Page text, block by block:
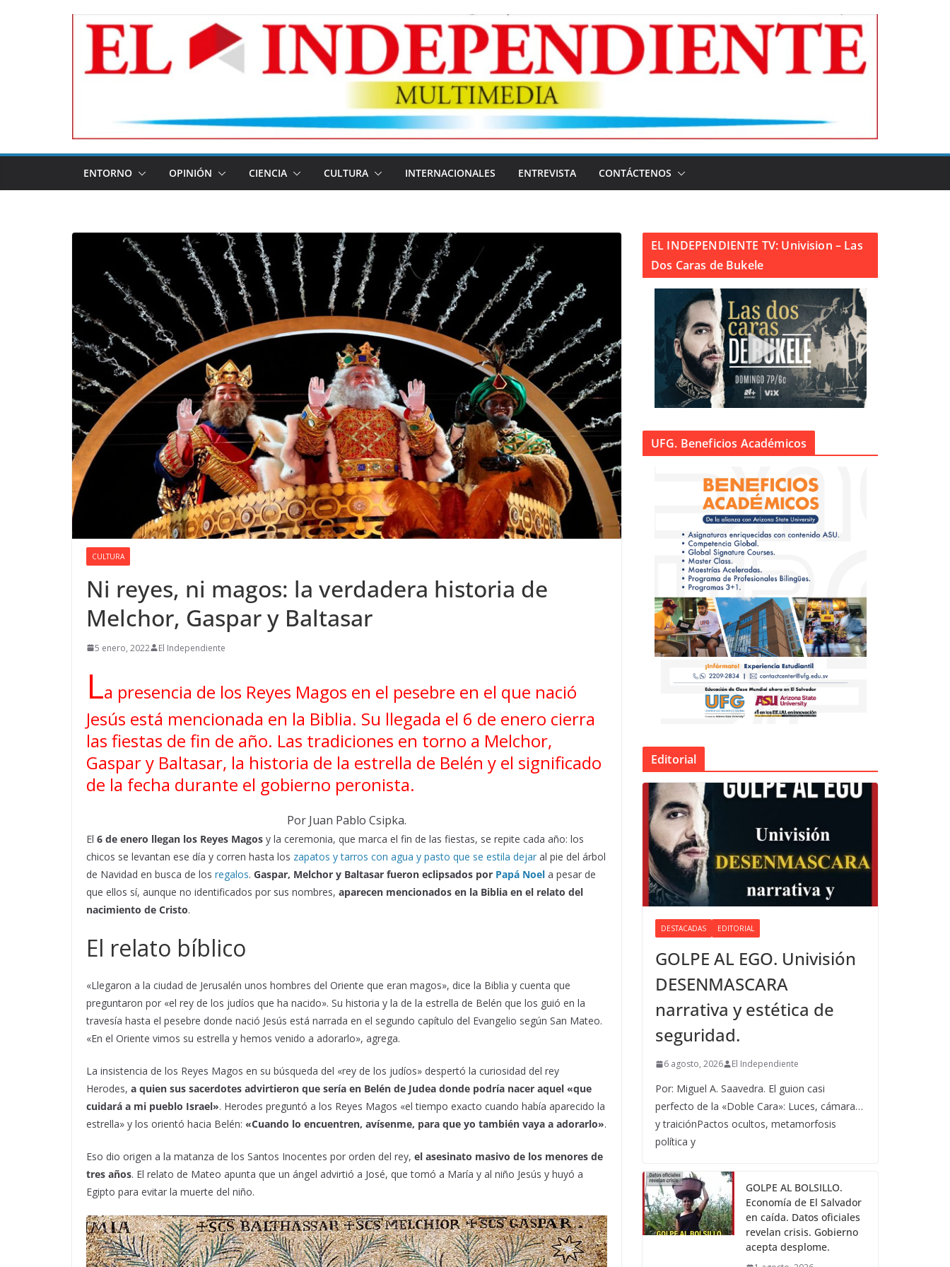
ENTORNO OPINIÓN CIENCIA CULTURA INTERNACIONALES ENTREVISTA CONTÁCTENOS
CULTURA
Ni reyes, ni magos: la verdadera historia de
Melchor, Gaspar y Baltasar
5 enero, 2022 El Independiente
La presencia de los Reyes Magos en el pesebre en el que nació
Jesús está mencionada en la Biblia. Su llegada el 6 de enero cierra
las fiestas de fin de año. Las tradiciones en torno a Melchor,
Gaspar y Baltasar, la historia de la estrella de Belén y el significado
de la fecha durante el gobierno peronista.
Por Juan Pablo Csipka.
El 6 de enero llegan los Reyes Magos y la ceremonia, que marca el fin de las fiestas, se repite cada año: los
chicos se levantan ese día y corren hasta los zapatos y tarros con agua y pasto que se estila dejar al pie del árbol
de Navidad en busca de los regalos. Gaspar, Melchor y Baltasar fueron eclipsados por Papá Noel a pesar de
que ellos sí, aunque no identificados por sus nombres, aparecen mencionados en la Biblia en el relato del
nacimiento de Cristo.
El relato bíblico
«Llegaron a la ciudad de Jerusalén unos hombres del Oriente que eran magos», dice la Biblia y cuenta que
preguntaron por «el rey de los judíos que ha nacido». Su historia y la de la estrella de Belén que los guió en la
travesía hasta el pesebre donde nació Jesús está narrada en el segundo capítulo del Evangelio según San Mateo.
«En el Oriente vimos su estrella y hemos venido a adorarlo», agrega.
La insistencia de los Reyes Magos en su búsqueda del «rey de los judíos» despertó la curiosidad del rey
Herodes, a quien sus sacerdotes advirtieron que sería en Belén de Judea donde podría nacer aquel «que
cuidará a mi pueblo Israel». Herodes preguntó a los Reyes Magos «el tiempo exacto cuando había aparecido la
estrella» y los orientó hacia Belén: «Cuando lo encuentren, avísenme, para que yo también vaya a adorarlo».
Eso dio origen a la matanza de los Santos Inocentes por orden del rey, el asesinato masivo de los menores de
tres años. El relato de Mateo apunta que un ángel advirtió a José, que tomó a María y al niño Jesús y huyó a
Egipto para evitar la muerte del niño.
EL INDEPENDIENTE TV: Univision – Las
Dos Caras de Bukele
UFG. Beneficios Académicos
Editorial
DESTACADAS EDITORIAL
GOLPE AL EGO. Univisión
DESENMASCARA
narrativa y estética de
seguridad.
6 agosto, 2026 El Independiente
Por: Miguel A. Saavedra. El guion casi
perfecto de la «Doble Cara»: Luces, cámara…
y traiciónPactos ocultos, metamorfosis
política y
GOLPE AL BOLSILLO.
Economía de El Salvador
en caída. Datos oficiales
revelan crisis. Gobierno
acepta desplome.